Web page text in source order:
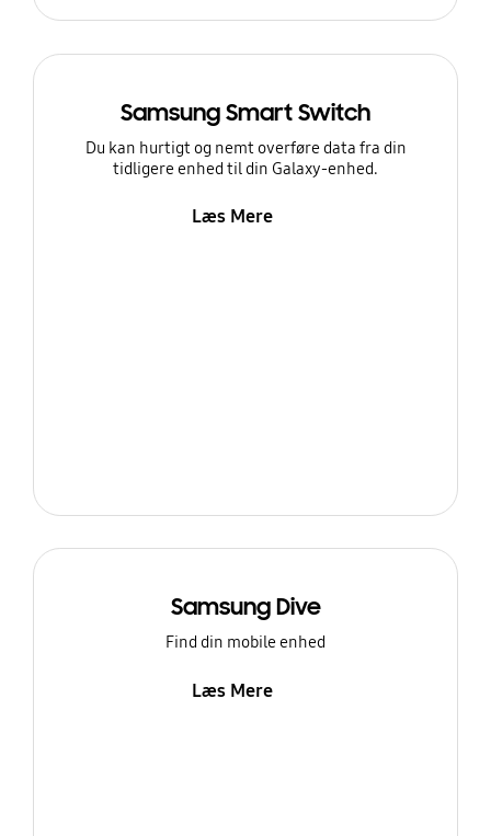
Samsung Smart Switch
Du kan hurtigt og nemt overføre data fra din
tidligere enhed til din Galaxy-enhed.
Læs Mere
Samsung Dive
Find din mobile enhed
Læs Mere